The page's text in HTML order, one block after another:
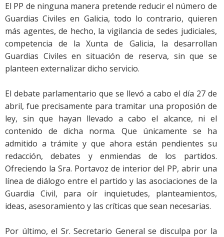
El PP de ninguna manera pretende reducir el número de
Guardias Civiles en Galicia, todo lo contrario, quieren
más agentes, de hecho, la vigilancia de sedes judiciales,
competencia de la Xunta de Galicia, la desarrollan
Guardias Civiles en situación de reserva, sin que se
planteen externalizar dicho servicio.
El debate parlamentario que se llevó a cabo el día 27 de
abril, fue precisamente para tramitar una proposión de
ley, sin que hayan llevado a cabo el alcance, ni el
contenido de dicha norma. Que únicamente se ha
admitido a trámite y que ahora están pendientes su
redacción, debates y enmiendas de los partidos.
Ofreciendo la Sra. Portavoz de interior del PP, abrir una
línea de diálogo entre el partido y las asociaciones de la
Guardia Civil, para oír inquietudes, planteamientos,
ideas, asesoramiento y las críticas que sean necesarias.
Por último, el Sr. Secretario General se disculpa por la